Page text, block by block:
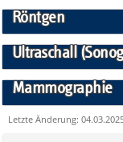
Röntgen
Ultraschall
Mammographie
Letzte Änderung: